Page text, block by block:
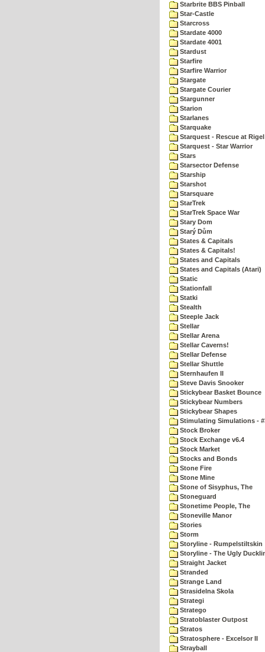
Starbrite BBS Pinball
Star-Castle
Starcross
Stardate 4000
Stardate 4001
Stardust
Starfire
Starfire Warrior
Stargate
Stargate Courier
Stargunner
Starion
Starlanes
Starquake
Starquest - Rescue at Rigel
Starquest - Star Warrior
Stars
Starsector Defense
Starship
Starshot
Starsquare
StarTrek
StarTrek Space War
Stary Dom
Starý Dům
States & Capitals
States & Capitals!
States and Capitals
States and Capitals (Atari)
Static
Stationfall
Statki
Stealth
Steeple Jack
Stellar
Stellar Arena
Stellar Caverns!
Stellar Defense
Stellar Shuttle
Sternhaufen II
Steve Davis Snooker
Stickybear Basket Bounce
Stickybear Numbers
Stickybear Shapes
Stimulating Simulations -
Stock Broker
Stock Exchange v6.4
Stock Market
Stocks and Bonds
Stone Fire
Stone Mine
Stone of Sisyphus, The
Stoneguard
Stonetime People, The
Stoneville Manor
Stories
Storm
Storyline - Rumpelstiltskin
Storyline - The Ugly
Straight Jacket
Stranded
Strange Land
Strasidelna Skola
Strategi
Stratego
Stratoblaster Outpost
Stratos
Stratosphere - Excelsor II
Strayball